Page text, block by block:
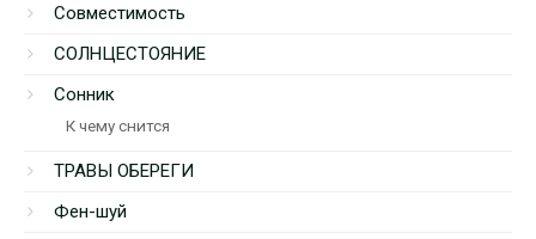
Совместимость
СОЛНЦЕСТОЯНИЕ
Сонник
К чему снится
ТРАВЫ ОБЕРЕГИ
Фен-шуй